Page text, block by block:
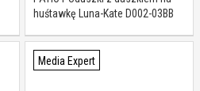
huśtawkę Luna-Kate D002-03BB
Media Expert